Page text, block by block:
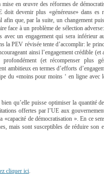
en œuvre des réformes de
devenir plus «généreuse» dans es
que, par la suite, un changement
face à un problème de sélection
avec un engagement qui sera inférieur
la PEV révisée tente d’accomplir: le
ainsi l’engagement crédible (et
(et récompenser plus
ambitieux en termes d’efforts
du «moins pour moins ‘ en ligne
qu’elle puisse optimiser la quantité
offertes par l’UE aux
de démocratisation ». En ce
mais sont susceptibles de réduire son
cliquer ici.